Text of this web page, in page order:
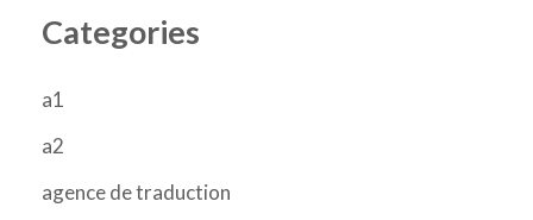
Categories
a1
a2
agence de traduction